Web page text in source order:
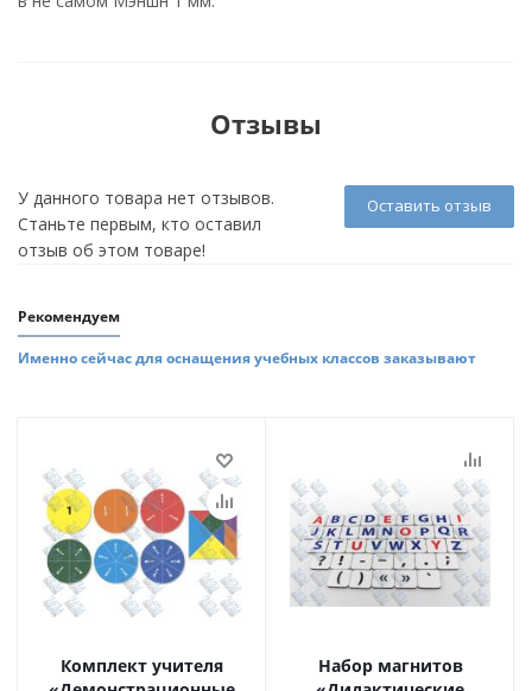
Отзывы
Оставить отзыв
У данного товара нет отзывов.
Станьте первым, кто оставил
отзыв об этом товаре!
Рекомендуем
Именно сейчас для оснащения учебных классов заказывают
Комплект учителя
Набор магнитов